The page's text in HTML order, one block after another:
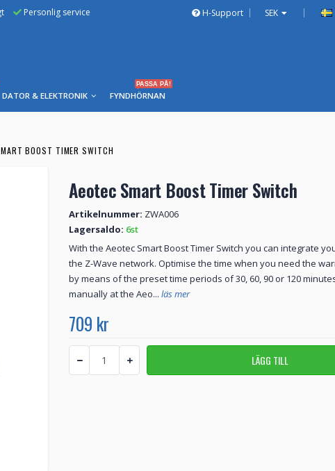
Personlig service H-Support SEK |
DATOR & ELEKTRONIK FYNDHÖRNAN
PASSA PÅ!
BOOST TIMER SWITCH
Aeotec Smart Boost Timer Switch
Artikelnummer: ZWA006
Lagersaldo: 6st
With the Aeotec Smart Boost Timer Switch you can integrate
the Z-Wave network. Optimise the time when you need the
by means of the preset time periods of 30, 60, 90 or 120
manually at the Aeo... läs mer
709 kr